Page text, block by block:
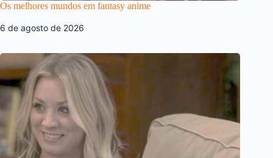
Os melhores mundos em fantasy anime
6 de agosto de 2026